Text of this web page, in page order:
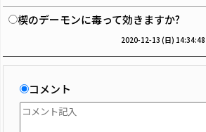
楔のデーモンに毒って効きますか?
2020-12-13 (日) 14:34:48
コメント